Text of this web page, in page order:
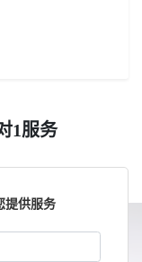
1服务
提供服务